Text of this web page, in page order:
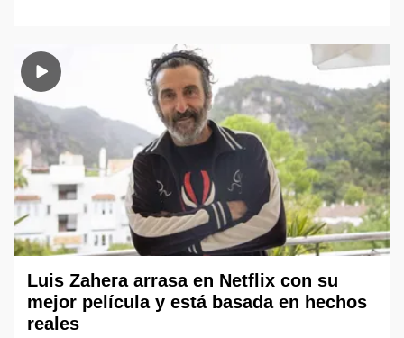
Luis Zahera arrasa en Netflix con su
mejor película y está basada en hechos
reales